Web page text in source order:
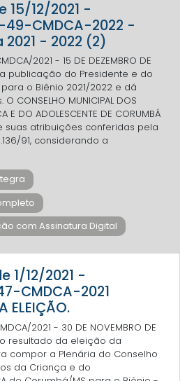
15/12/2021 -
49-CMDCA-2022 -
2021 - 2022 (2)
2021 - 15 DE DEZEMBRO DE
publicação do Presidente e do
o Biênio 2021/2022 e dá
CONSELHO MUNICIPAL DOS
E DO ADOLESCENTE DE CORUMBÁ
suas atribuições conferidas pela
91, considerando a
com Assinatura Digital
1/12/2021 -
CMDCA-2021
ELEIÇÃO.
2021 - 30 DE NOVEMBRO DE
resultado da eleição da
compor a Plenária do Conselho
da Criança e do